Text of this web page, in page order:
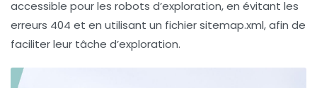
accessible pour les robots d’exploration, en évitant les
erreurs 404 et en utilisant un fichier sitemap.xml, afin de
faciliter leur tâche d’exploration.